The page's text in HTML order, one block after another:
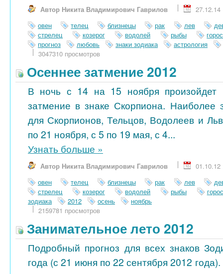
Автор Никита Владимирович Гаврилов
27.12.14
овен
телец близнецы рак лев
стрелец
козерог водолей рыбы
прогноз
любовь знаки зодиака
астрология
3047310 просмотров
Осеннее затмение 2012
В ночь с 14 на 15 ноября произойдет
затмение в знаке Скорпиона. Наиболее
для Скорпионов, Тельцов, Водолеев и
по 21 ноября, с 5 по 19 мая, с 4...
Узнать больше »
Автор Никита Владимирович Гаврилов
01.10.12
овен
телец близнецы рак лев
стрелец
козерог водолей рыбы
зодиака
2012 осень
ноябрь
2159781 просмотров
Занимательное лето 2012
Подробный прогноз для всех знаков
года (с 21 июня по 22 сентября 2012